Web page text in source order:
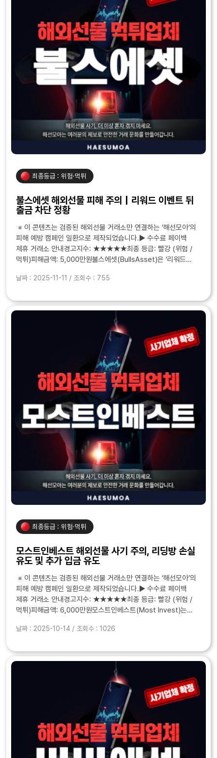
최종등급 : 위험·먹튀
불스에셋 해외선물 피해 주의｜리워드 이벤트 뒤
출금 차단 정황
※ 이 콘텐츠는 검증된 해외선물 거래소만 연결하는 ‘해선모아’의
피해 예방 캠페인 일환으로 제작되었습니다.▶ 수수료 페이백
제휴 거래소 안내경고지수: ★★★★★최종 등급: 빨강 (위험 /
먹튀)피해금액: 5,000만원 불스에셋(BullsAsset)은 ‘리워드
날짜 : 2025-11-11 / 조회수 : 755
최종등급 : 위험·먹튀
모스트인베스트 해외선물 사기 주의, 리딩방 손실
유도 및 추가 입금 유도
※ 이 콘텐츠는 검증된 해외선물 거래소만 연결하는 ‘해선모아’의
피해 예방 캠페인 일환으로 제작되었습니다.▶ 수수료 페이백
제휴 거래소 안내경고지수: ★★★★★최종 등급: 빨강 (위험 /
먹튀)피해금액: 6,000만원모스트인베스트(Most Invest)는
날짜 : 2025-10-14 / 조회수 : 1026